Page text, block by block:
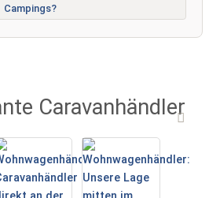
Caravanhändler
Campings?